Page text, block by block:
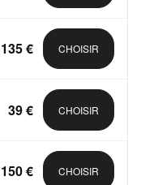
135 € CHOISIR
39 € CHOISIR
150 € CHOISIR